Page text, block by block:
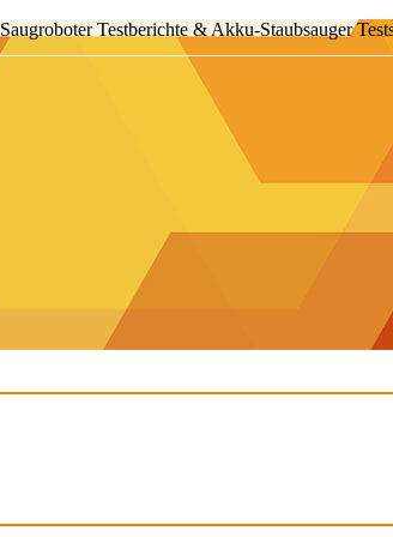
Saugroboter Testberichte & Akku-Staubsauger